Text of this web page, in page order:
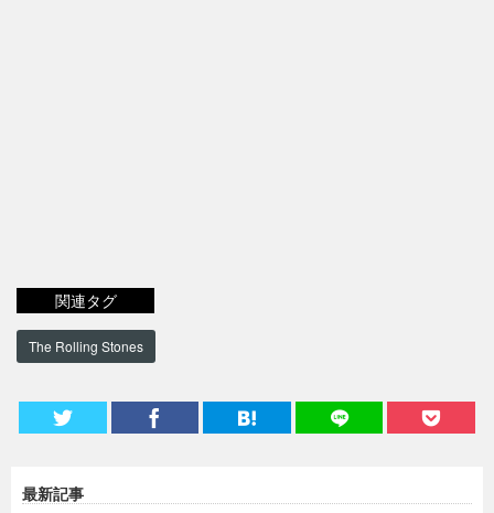
関連タグ
The Rolling Stones
最新記事